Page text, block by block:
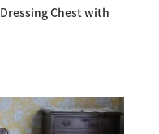
Chest with